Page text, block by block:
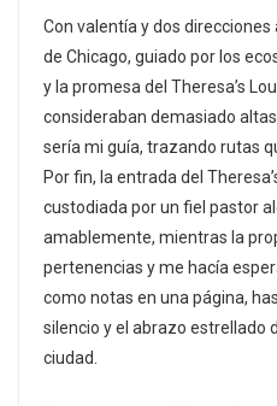
Con valentía y dos
de Chicago, guiado por los
y la promesa del Theresa’s
consideraban demasiado
sería mi guía, trazando rutas
Por fin, la entrada del
custodiada por un fiel pastor
amablemente, mientras la
pertenencias y me hacía
como notas en una página,
silencio y el abrazo estrellado
ciudad.